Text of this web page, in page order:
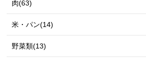
肉(63)
米・パン(14)
野菜類(13)